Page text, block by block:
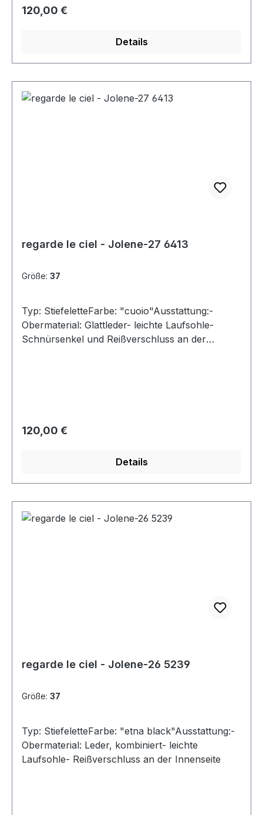
Regulärer Preis:
120,00 €
Details
regarde le ciel - Jolene-27 6413
Größe: 37
Typ: StiefeletteFarbe: "cuoio"Ausstattung:-
Obermaterial: Glattleder- leichte Laufsohle-
Schnürsenkel und Reißverschluss an der
Regulärer Preis:
120,00 €
Details
regarde le ciel - Jolene-26 5239
Größe: 37
Typ: StiefeletteFarbe: "etna black"Ausstattung:-
Obermaterial: Leder, kombiniert- leichte
Laufsohle- Reißverschluss an der Innenseite